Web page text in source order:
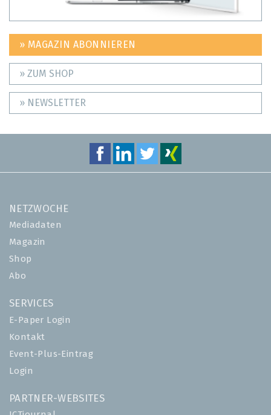
» MAGAZIN ABONNIEREN
» ZUM SHOP
» NEWSLETTER
NETZWOCHE
Mediadaten
Magazin
Shop
Abo
SERVICES
E-Paper Login
Kontakt
Event-Plus-Eintrag
Login
PARTNER-WEBSITES